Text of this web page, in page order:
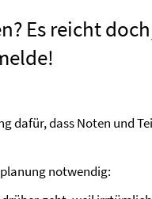
Es reicht
dafür, dass Noten und
notwendig: